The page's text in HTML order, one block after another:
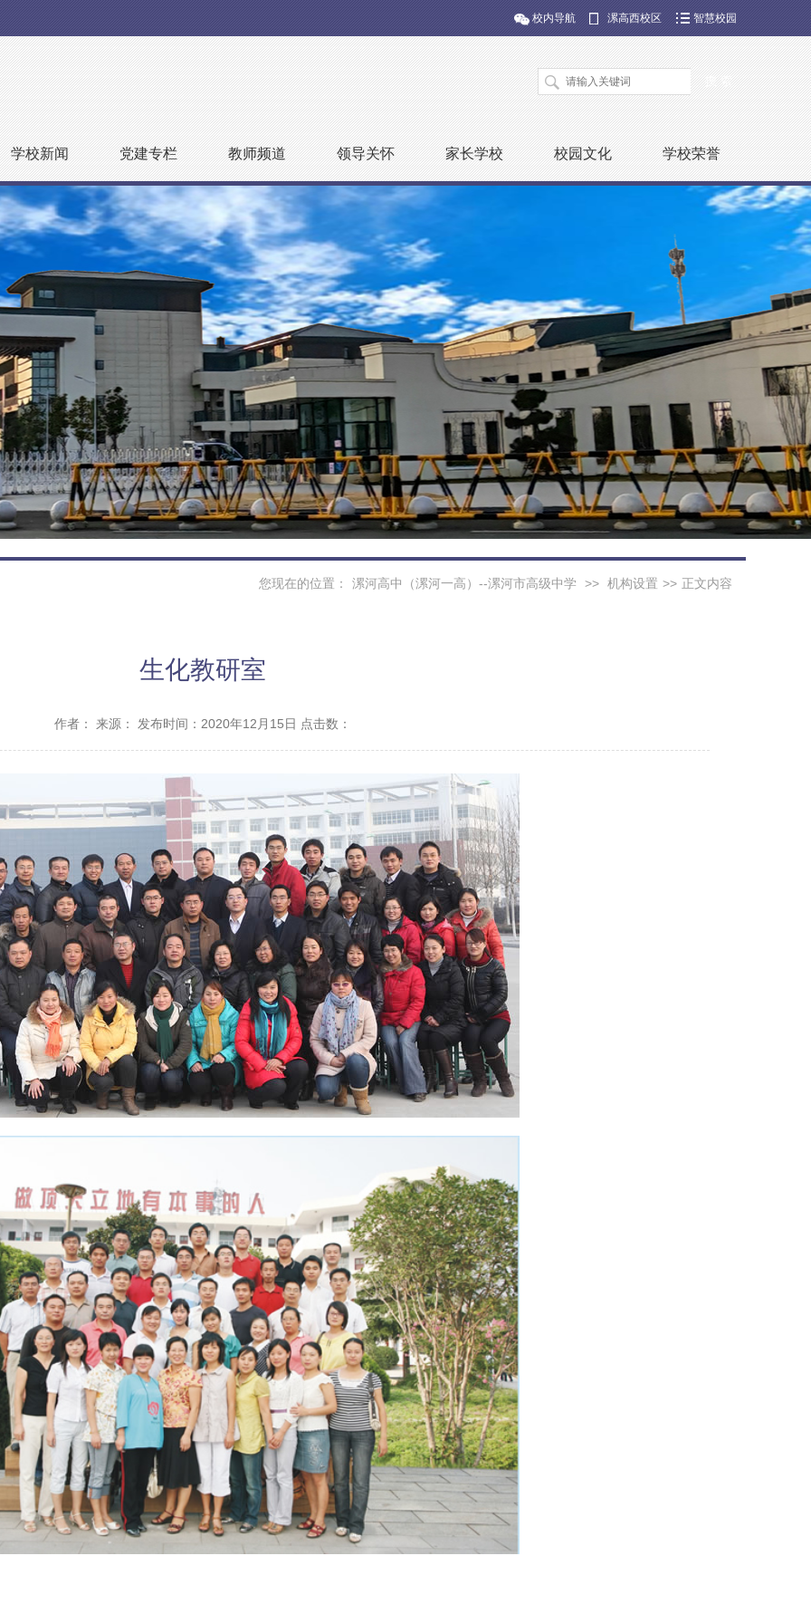
校内导航 漯高西校区 智慧校园
学校新闻 党建专栏 教师频道 领导关怀 家长学校 校园文化 学校荣誉
您现在的位置： 漯河高中（漯河一高）--漯河市高级中学 >> 机构设置 >> 正文内容
生化教研室
作者： 来源： 发布时间：2020年12月15日 点击数：